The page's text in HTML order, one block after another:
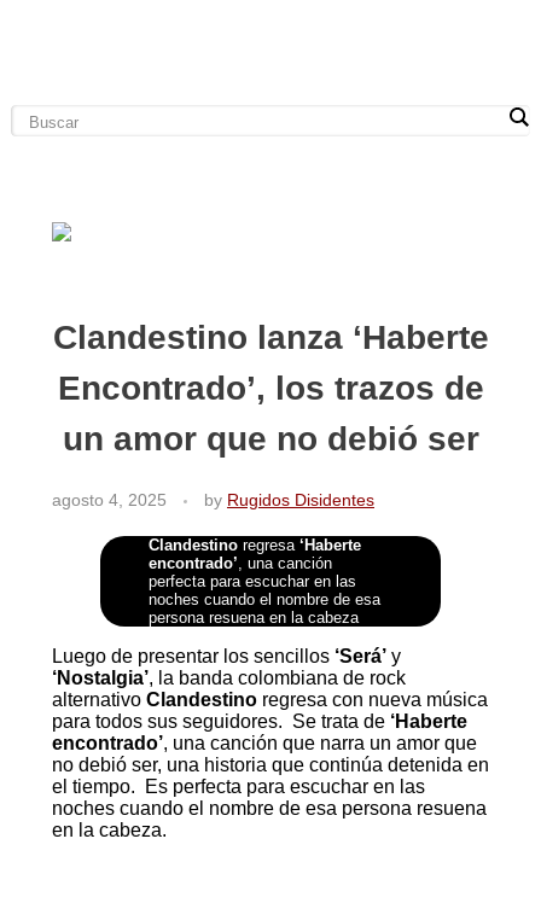
Clandestino lanza ‘Haberte
Encontrado’, los trazos de
un amor que no debió ser
agosto 4, 2025 by Rugidos Disidentes
Clandestino regresa ‘Haberte
encontrado’ , una canción
perfecta para escuchar en las
noches cuando el nombre de esa
persona resuena en la cabeza
Luego de presentar los sencillos ‘Será’ y
‘Nostalgia’, la banda colombiana de rock
alternativo Clandestino regresa con nueva música
para todos sus seguidores. Se trata de ‘Haberte
encontrado’, una canción que narra un amor que
no debió ser, una historia que continúa detenida en
el tiempo. Es perfecta para escuchar en las
noches cuando el nombre de esa persona resuena
en la cabeza.